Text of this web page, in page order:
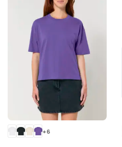
gekozen
worden
productpagina
+6